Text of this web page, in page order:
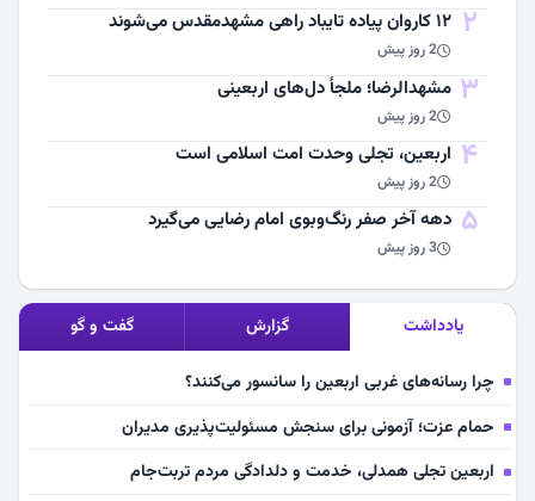
2 ۱۲ کاروان پیاده تایباد راهی مشهدمقدس می‌شوند
2 روز پیش
3 مشهد‌الرضا؛ ملجأ دل‌های اربعینی
2 روز پیش
4 اربعین، تجلی وحدت امت اسلامی است
2 روز پیش
5 دهه آخر صفر رنگ‌وبوی امام رضایی می‌گیرد
3 روز پیش
یادداشت گزارش گفت و گو
چرا رسانه‌های غربی اربعین را سانسور می‌کنند؟
حمام عزت؛ آزمونی برای سنجش مسئولیت‌پذیری مدیران
اربعین تجلی همدلی، خدمت و دلدادگی مردم تربت‌جام